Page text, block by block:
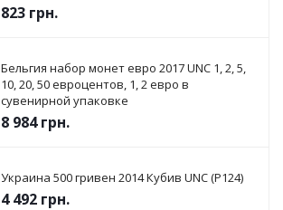
823 грн.
Бельгия набор монет евро 2017 UNC 1, 2, 5,
10, 20, 50 евроцентов, 1, 2 евро в
сувенирной упаковке
8 984грн.
Украина 500 гривен 2014 Кубив UNC (P124)
4 492 грн.